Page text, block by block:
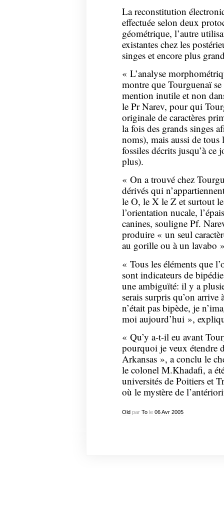
La reconstitution
effectuée selon deux
géométrique, l’autre
existantes chez les
singes et encore plus
« L’analyse
montre que Tourguenaï
mention inutile et non
le Pr Narev, pour qui
originale de caractères
la fois des grands singes
noms), mais aussi de tous
fossiles décrits jusqu’à
plus).
« On a trouvé chez
dérivés qui
le O, le X le Z et surtout
l’orientation nucale,
canines, souligne Pf.
produire « un seul
au gorille ou à un lavabo
« Tous les éléments que
sont indicateurs de
une ambiguïté: il y a
serais surpris qu’on
n’était pas bipède, je
moi aujourd’hui »,
« Qu’y a-t-il eu avant
pourquoi je veux étendre
Arkansas », a conclu le
le colonel M.Khadafi, a
universités de Poitiers et
où le mystère de
Oldpar Tole 06 Avr 2005